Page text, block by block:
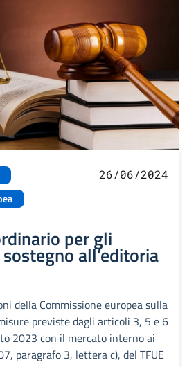
26/06/2024
per gli
all’editoria
della Commissione europea sulla
previste dagli articoli 3, 5 e 6
2023 con il mercato interno ai
paragrafo 3, lettera c), del TFUE